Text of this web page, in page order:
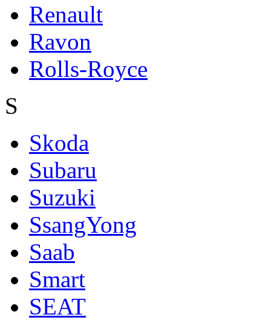
Renault
Ravon
Rolls-Royce
S
Skoda
Subaru
Suzuki
SsangYong
Saab
Smart
SEAT